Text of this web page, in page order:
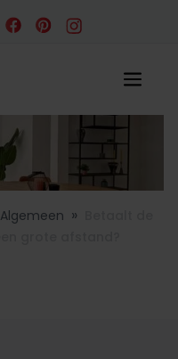
Algemeen »